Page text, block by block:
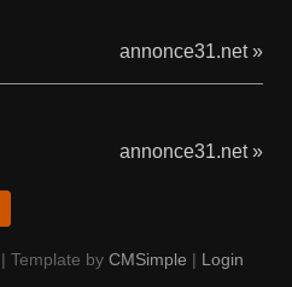
annonce31.net »
annonce31.net »
| Template by CMSimple | Login